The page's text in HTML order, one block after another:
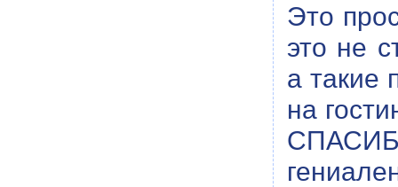
Это
это не
а такие
на